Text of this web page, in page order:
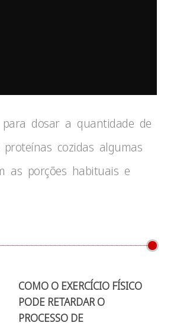
dosar a quantidade de
cozidas algumas
as porções habituais e
COMO O EXERCÍCIO FÍSICO
PODE RETARDAR O
PROCESSO DE